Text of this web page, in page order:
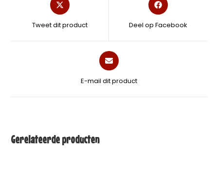
Tweet dit product Deel op Facebook
E-mail dit product
Gerelateerde producten